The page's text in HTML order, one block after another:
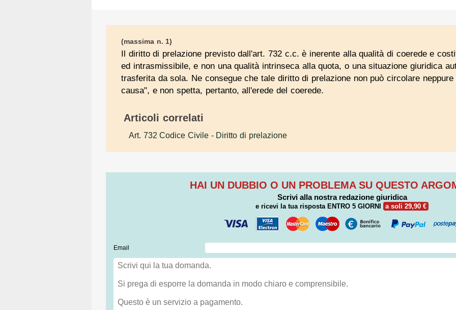
(massima n. 1)
Il diritto di prelazione previsto dall'art. 732 c.c. è inerente alla qualità di coerede e
ed intrasmissibile, e non una qualità intrinseca alla quota, o una situazione giuridica
trasferita da sola. Ne consegue che tale diritto di prelazione non può circolare
causa", e non spetta, pertanto, all'erede del coerede.
Articoli correlati
Art. 732 Codice Civile - Diritto di prelazione
HAI UN DUBBIO O UN PROBLEMA SU QUESTO
Scrivi alla nostra redazione giuridica
e ricevi la tua risposta ENTRO 5 GIORNI a soli 29,90 €
Email